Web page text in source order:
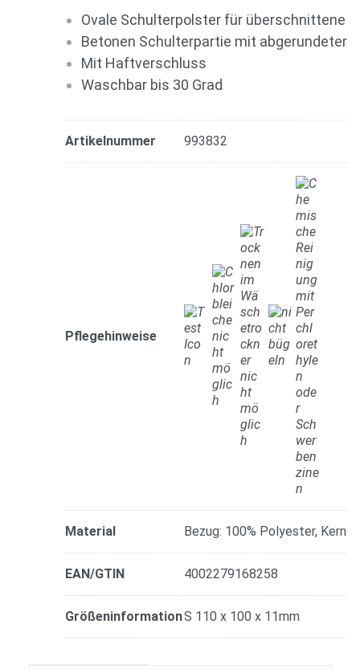
Ovale Schulterpolster für überschnittene
Betonen Schulterpartie mit abgerundeter
Mit Haftverschluss
Waschbar bis 30 Grad
Artikelnummer 993832
Pflegehinweise
Material Bezug: 100% Polyester, Kern:
EAN/GTIN 4002279168258
GrößeninformationS 110 x 100 x 11mm